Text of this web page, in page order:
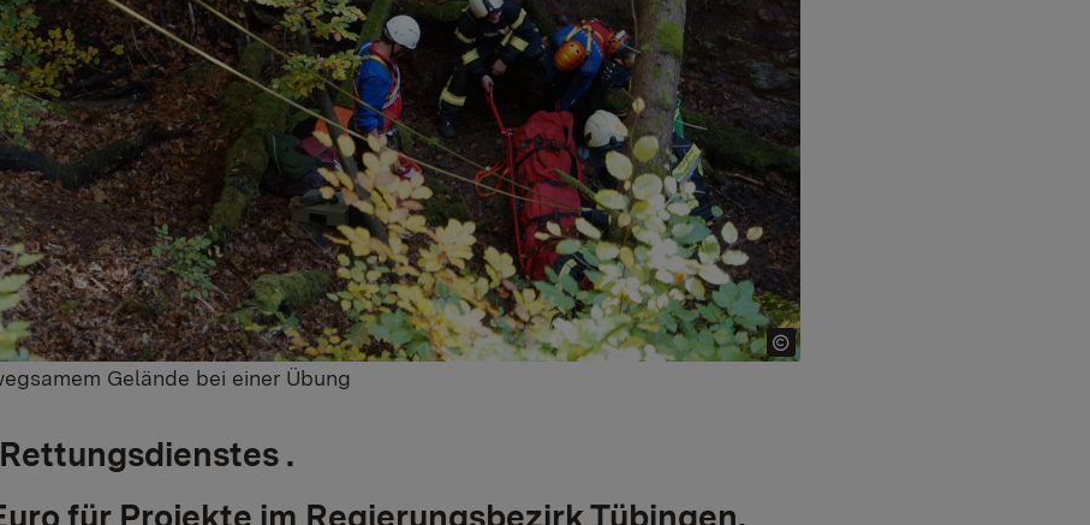
Gelände bei einer Übung
.